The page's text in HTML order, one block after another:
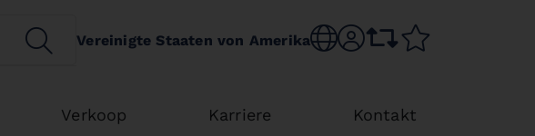
SEARCHVereinigte Staaten von Amerika Choose language
sr.accountcomparison list
Verkoop Karriere Kontakt